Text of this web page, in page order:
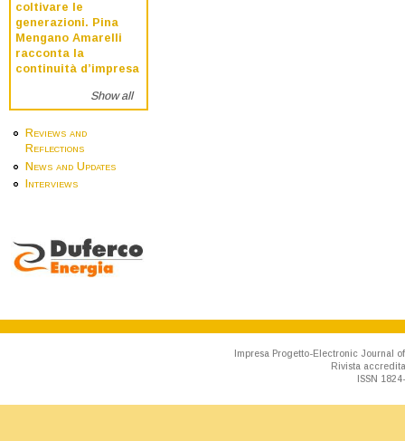
coltivare le
generazioni. Pina
Mengano Amarelli
racconta la
continuità d’impresa
Show all
Reviews and
Reflections
News and Updates
Interviews
Impresa Progetto-Electronic Journal
Rivista
ISSN